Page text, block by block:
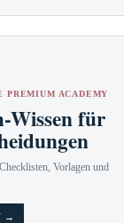
PREMIUM ACADEMY
Wissen für
Vorlagen und
→